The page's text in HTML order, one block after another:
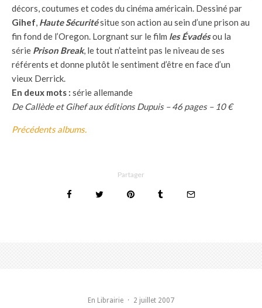
décors, coutumes et codes du cinéma américain. Dessiné par
Gihef, Haute Sécuritésitue son action au sein d’une prison au
fin fond de l’Oregon. Lorgnant sur le film les Évadésou la
série Prison Break, le tout n’atteint pas le niveau de ses
référents et donne plutôt le sentiment d’être en face d’un
vieux Derrick.
En deux mots : série allemande
De Callède et Gihef aux éditions Dupuis – 46 pages – 10 €
Précédents albums.
Partager
En Librairie · 2 juillet 2007